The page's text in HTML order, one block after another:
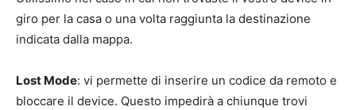
giro per la casa o una volta raggiunta la destinazione
indicata dalla mappa.
Lost Mode: vi permette di inserire un codice da remoto e
bloccare il device. Questo impedirà a chiunque trovi